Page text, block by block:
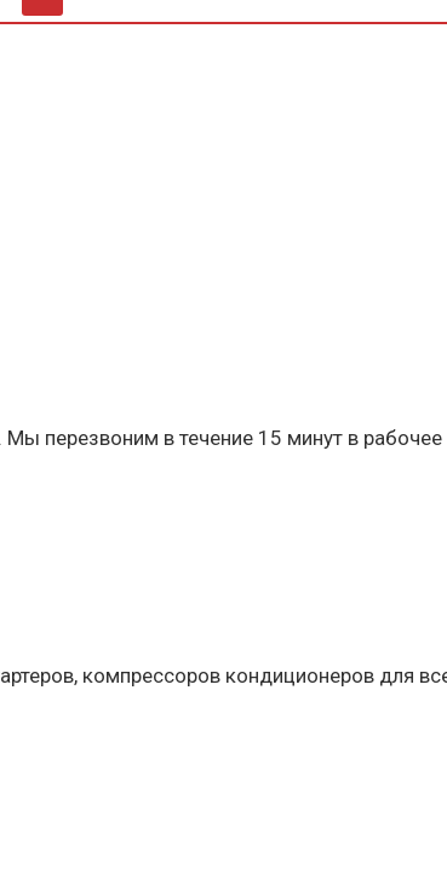
перезвоним в течение 15 минут в
компрессоров кондиционеров для